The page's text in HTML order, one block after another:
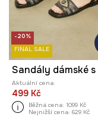
-20%
FINAL SALE
Aktuální cena:
499 Kč
Běžná cena: 1099 Kč
Nejnižší cena: 629 Kč